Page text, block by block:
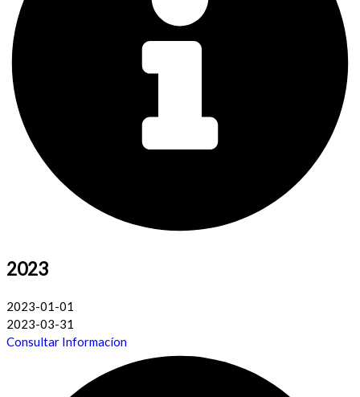
2023
2023-01-01
2023-03-31
Consultar Informacíon